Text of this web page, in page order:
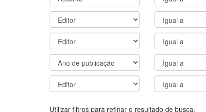
Utilizar filtros para refinar o resultado de busca.